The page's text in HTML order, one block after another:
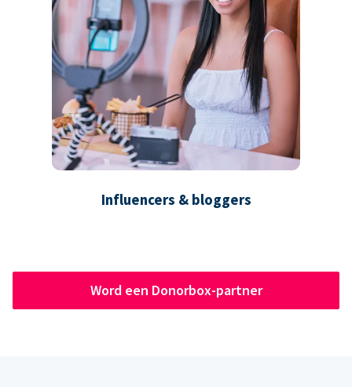
Influencers & bloggers
Word een Donorbox-partner